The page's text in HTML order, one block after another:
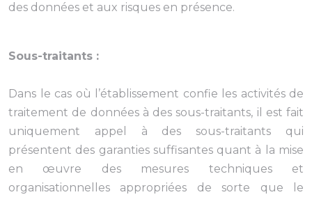
des données et aux risques en présence.
Sous-traitants :
Dans le cas où l’établissement confie les activités de
traitement de données à des sous-traitants, il est fait
uniquement appel à des sous-traitants qui
présentent des garanties suffisantes quant à la mise
en œuvre des mesures techniques et
organisationnelles appropriées de sorte que le